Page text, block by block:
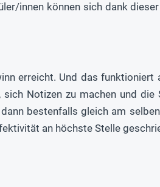
innen können sich dank
erreicht. Und das funktioniert
Notizen zu machen und die
bestenfalls gleich am
an höchste Stelle